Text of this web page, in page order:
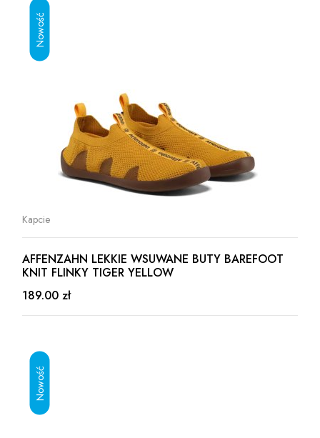
Kapcie
AFFENZAHN LEKKIE WSUWANE BUTY BAREFOOT
KNIT FLINKY TIGER YELLOW
189.00 zł